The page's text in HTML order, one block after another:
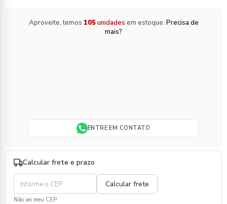
Aproveite, temos 105unidades em estoque. Precisa de
mais?
ENTRE EM CONTATO
Calcular frete e prazo
Não sei meu CEP